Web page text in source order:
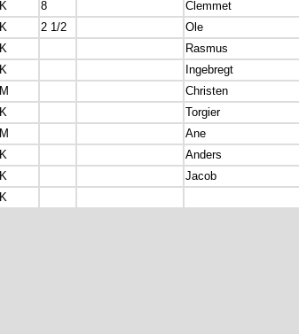
K 8 Clemmet
K 2 1/2 Ole
K Rasmus
K Ingebregt
M Christen
K Torgier
M Ane
K Anders
K Jacob
K